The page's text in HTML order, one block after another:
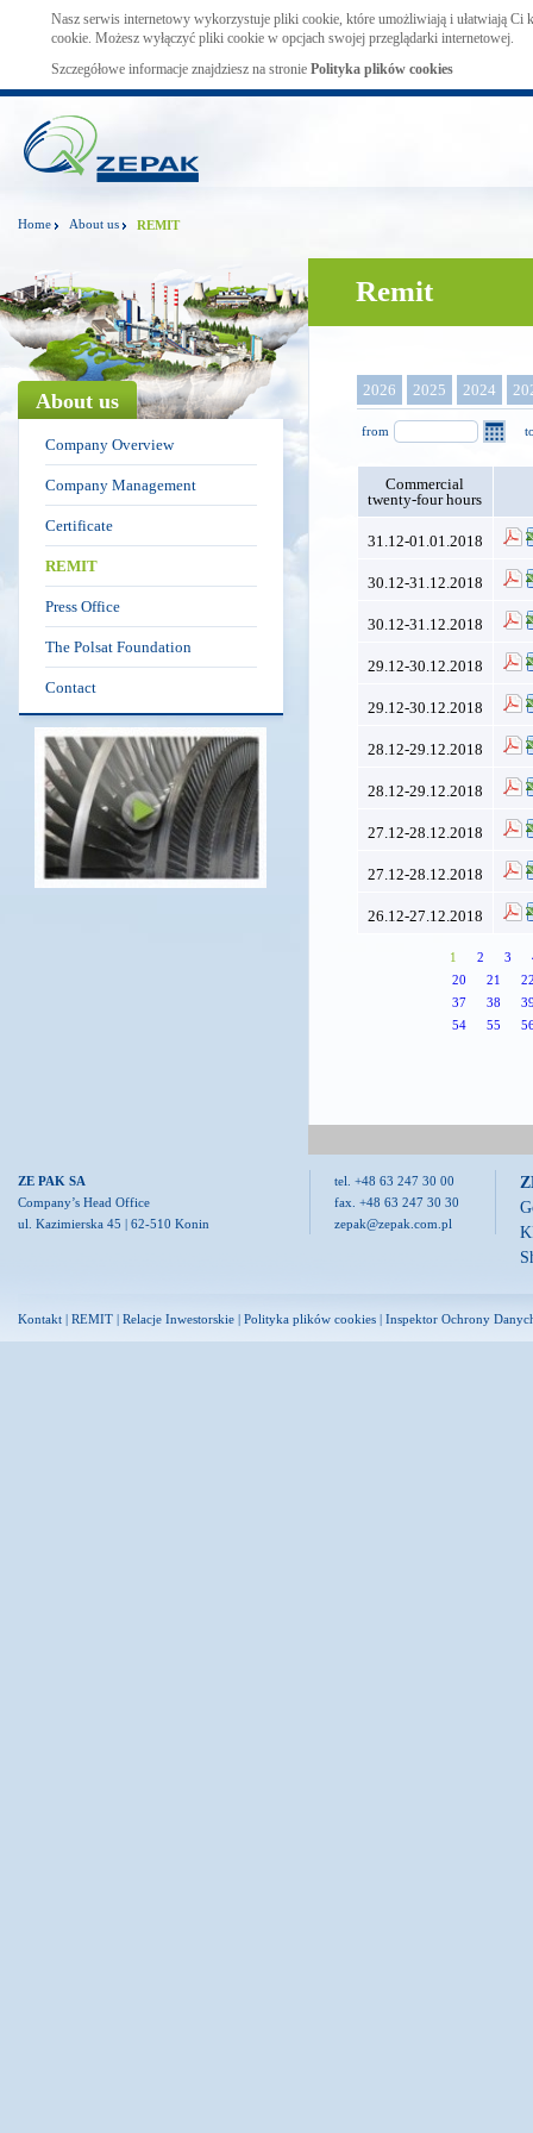
Nasz serwis internetowy wykorzystuje pliki cookie, które umożliwiają i ułatwiają Ci
cookie. Możesz wyłączyć pliki cookie w opcjach swojej przeglądarki internetowej.
Szczegółowe informacje znajdziesz na stronie Polityka plików cookies
Home About us REMIT
About us
Company Overview
Company Management
Certificate
REMIT
Press Office
The Polsat Foundation
Contact
Remit
2026 2025 2024
from
Commercial
twenty-four hours
31.12-01.01.2018
30.12-31.12.2018
30.12-31.12.2018
29.12-30.12.2018
29.12-30.12.2018
28.12-29.12.2018
28.12-29.12.2018
27.12-28.12.2018
27.12-28.12.2018
26.12-27.12.2018
1 2 3
20
21
37
38
54
55
ZE PAK SA
Company’s Head Office
ul. Kazimierska 45 | 62-510 Konin
tel. +48 63 247 30 00
fax. +48 63 247 30 30
zepak@zepak.com.pl
Kontakt | REMIT | Relacje Inwestorskie | Polityka plików cookies | Inspektor Ochrony